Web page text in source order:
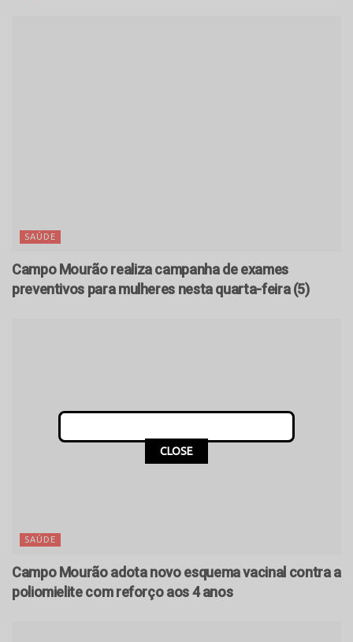
SAÚDE
Campo Mourão realiza campanha de exames
preventivos para mulheres nesta quarta-feira (5)
SAÚDE
Campo Mourão adota novo esquema vacinal contra a
poliomielite com reforço aos 4 anos
CLOSE